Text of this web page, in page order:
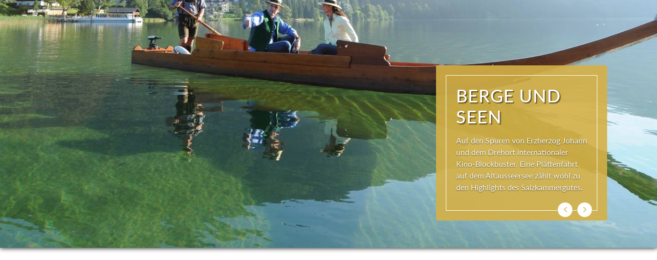
NATUR PUR
Ausseerland neue Kraft und viel
Inspiration. Das Wirkungsvermögen
kommt aus der Natur und ihren
ewigen Gestalten – den Bergen und
Seen.
ZurückWeiter